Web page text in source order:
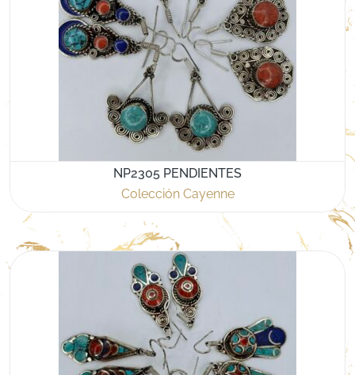
NP2305 PENDIENTES
Colección Cayenne